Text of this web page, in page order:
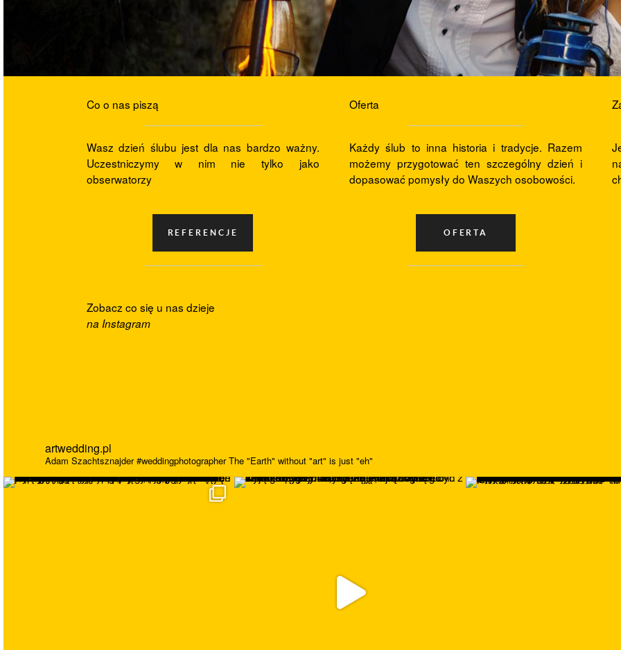
Co o nas piszą
Wasz dzień ślubu jest dla nas bardzo ważny.
Uczestniczymy w nim nie tylko jako
obserwatorzy
Oferta
Każdy ślub to inna historia i tradycje. Razem
możemy przygotować ten szczególny dzień i
dopasować pomysły do Waszych osobowości.
Zobacz co się u nas dzieje
na Instagram
artwedding.pl
Adam Szachtsznajder#weddingphotographerThe "Earth" without "art" is just "eh"